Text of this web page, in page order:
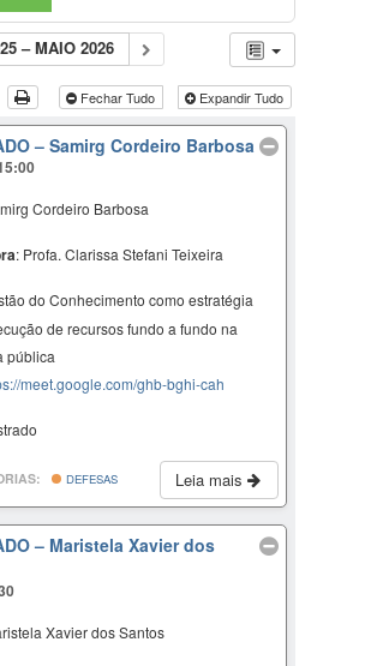
– MAIO 2026
Fechar Tudo Expandir Tudo
– Samirg Cordeiro Barbosa
Cordeiro Barbosa
: Profa. Clarissa Stefani Teixeira
do Conhecimento como estratégia
de recursos fundo a fundo na
pública
meet.google.com/ghb-bghi-cah
Leia mais
DEFESAS
– Maristela Xavier dos
Xavier dos Santos